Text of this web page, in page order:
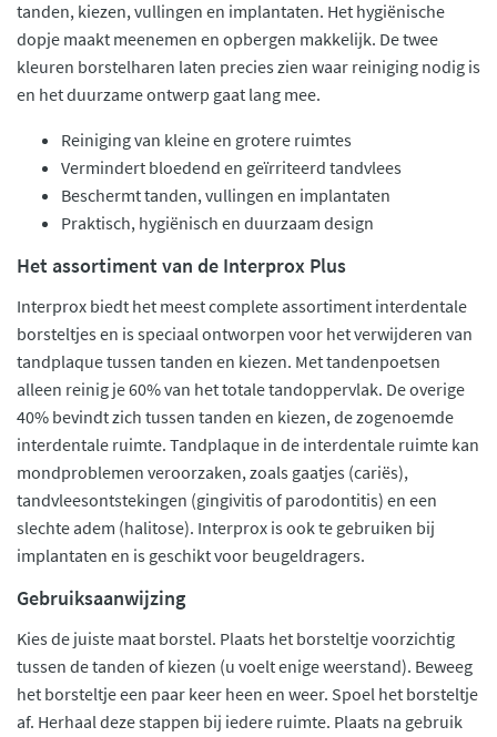
tanden, kiezen, vullingen en implantaten. Het hygiënische
dopje maakt meenemen en opbergen makkelijk. De twee
kleuren borstelharen laten precies zien waar reiniging nodig is
en het duurzame ontwerp gaat lang mee.
Reiniging van kleine en grotere ruimtes
Vermindert bloedend en geïrriteerd tandvlees
Beschermt tanden, vullingen en implantaten
Praktisch, hygiënisch en duurzaam design
Het assortiment van de Interprox Plus
Interprox biedt het meest complete assortiment interdentale
borsteltjes en is speciaal ontworpen voor het verwijderen van
tandplaque tussen tanden en kiezen. Met tandenpoetsen
alleen reinig je 60% van het totale tandoppervlak. De overige
40% bevindt zich tussen tanden en kiezen, de zogenoemde
interdentale ruimte. Tandplaque in de interdentale ruimte kan
mondproblemen veroorzaken, zoals gaatjes (cariës),
tandvleesontstekingen (gingivitis of parodontitis) en een
slechte adem (halitose). Interprox is ook te gebruiken bij
implantaten en is geschikt voor beugeldragers.
Gebruiksaanwijzing
Kies de juiste maat borstel. Plaats het borsteltje voorzichtig
tussen de tanden of kiezen (u voelt enige weerstand). Beweeg
het borsteltje een paar keer heen en weer. Spoel het borsteltje
af. Herhaal deze stappen bij iedere ruimte. Plaats na gebruik